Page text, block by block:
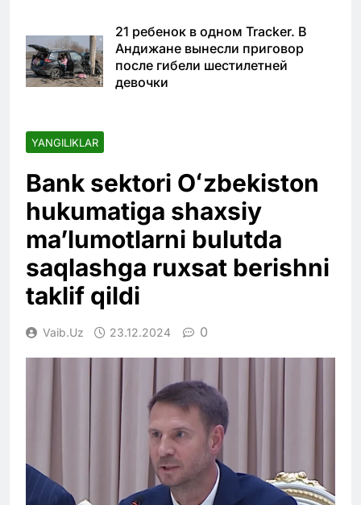
21 ребенок в одном Tracker. В
Андижане вынесли приговор
после гибели шестилетней
девочки
YANGILIKLAR
Bank sektori Oʻzbekiston
hukumatiga shaxsiy
maʼlumotlarni bulutda
saqlashga ruxsat berishni
taklif qildi
Vaib.uz 23.12.2024 0